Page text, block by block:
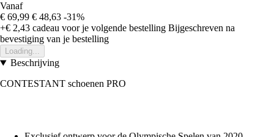
Vanaf
€ 69,99 € 48,63 -31%
+€ 2,43 cadeau voor je volgende bestelling Bijgeschreven na
bevestiging van je bestelling
Loading...
Beschrijving
CONTESTANT schoenen PRO